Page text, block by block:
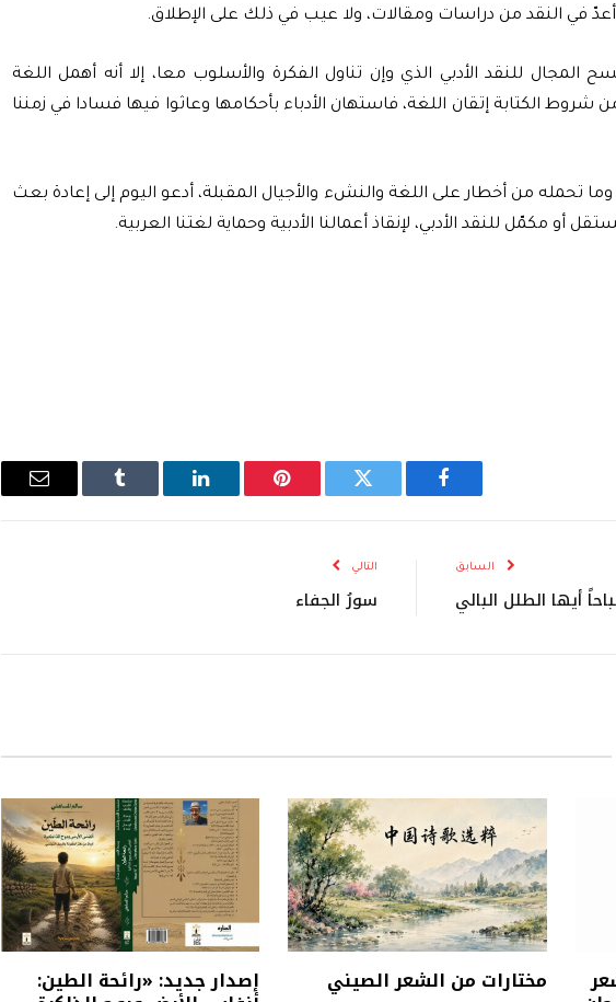
في النقد من دراسات ومقالات، ولا عيب في ذلك على الإطلاق.
المجال للنقد الأدبي الذي وإن تناول الفكرة والأسلوب معا، إلا أنه أهمل اللغة
الكتابة إتقان اللغة، فاستهان الأدباء بأحكامها وعاثوا فيها فسادا في زمننا
وما تحمله من أخطار على اللغة والنشء والأجيال المقبلة، أدعو اليوم إلى إعادة بعث
أو مكمّل للنقد الأدبي، لإنقاذ أعمالنا الأدبية وحماية لغتنا العربية.
فيسبوك تويتر بينتيريستلينكدإن Tumblr
البريد
السابق
أيها الطلل البالي
التالي
سورُ الجفاء
مختارات من الشعر الصيني إصدار جديد: «رائحة الطين: